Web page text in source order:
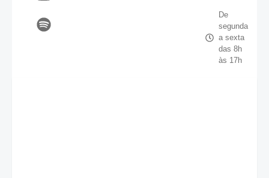
De
segunda
a sexta
das 8h
às 17h